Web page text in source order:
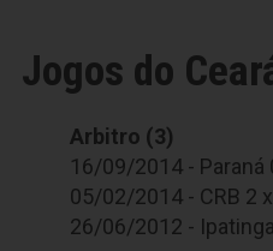
Jogos do
Arbitro (3)
16/09/2014 - Paraná
05/02/2014 - CRB 2
26/06/2012 -